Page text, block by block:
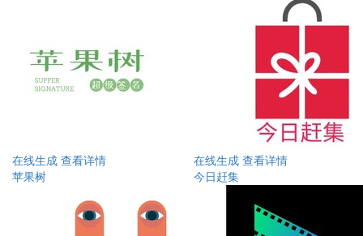
在线生成 查看详情
苹果树
在线生成 查看详情
今日赶集